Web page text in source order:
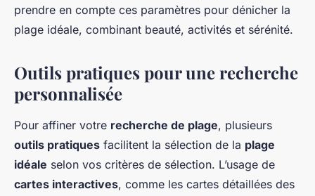
prendre en compte ces paramètres pour dénicher la
plage idéale, combinant beauté, activités et sérénité.
Outils pratiques pour une recherche
personnalisée
Pour affiner votre recherche de plage, plusieurs
outils pratiques facilitent la sélection de la plage
idéale selon vos critères de sélection. L’usage de
cartes interactives, comme les cartes détaillées des